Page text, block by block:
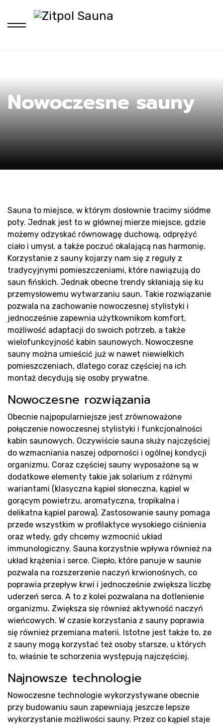
Nowoczesne sauny
Sauna to miejsce, w którym dosłownie tracimy siódme
poty. Jednak jest to w głównej mierze miejsce, gdzie
możemy odzyskać równowagę duchową, odprężyć
ciało i umysł, a także poczuć okalającą nas harmonię.
Korzystanie z sauny kojarzy nam się z reguły z
tradycyjnymi pomieszczeniami, które nawiązują do
saun fińskich. Jednak obecne trendy skłaniają się ku
przemysłowemu wytwarzaniu saun. Takie rozwiązanie
pozwala na zachowanie nowoczesnej stylistyki i
jednocześnie zapewnia użytkownikom komfort,
możliwość adaptacji do swoich potrzeb, a także
wielofunkcyjność kabin saunowych. Nowoczesne
sauny można umieścić już w nawet niewielkich
pomieszczeniach, dlatego coraz częściej na ich
montaż decydują się osoby prywatne.
Nowoczesne rozwiązania
Obecnie najpopularniejsze jest zrównoważone
połączenie nowoczesnej stylistyki i funkcjonalności
kabin saunowych. Oczywiście sauna służy najczęściej
do wzmacniania naszej odporności i ogólnej kondycji
organizmu. Coraz częściej sauny wyposażone są w
dodatkowe elementy takie jak solarium z różnymi
wariantami (klasyczna kąpiel słoneczna, kąpiel w
gorącym powietrzu, aromatyczna, tropikalna i
delikatna kąpiel parowa). Zastosowanie sauny pomaga
przede wszystkim w profilaktyce wysokiego ciśnienia
oraz wtedy, gdy chcemy wzmocnić układ
immunologiczny. Sauna korzystnie wpływa również na
układ krążenia i serce. Ciepło, które panuje w saunie
pozwala na rozszerzenie naczyń krwionośnych, co
poprawia przepływ krwi i jednocześnie zwiększa liczbę
uderzeń serca. A to z kolei pozwalana na dotlenienie
organizmu. Zwiększa się również aktywność naczyń
wieńcowych. W czasie korzystania z sauny poprawia
się również przemiana materii. Istotne jest także to, ze
z sauny mogą korzystać też osoby starsze, u których
to, właśnie te schorzenia występują najczęściej.
Najnowsze technologie
Nowoczesne technologie wykorzystywane obecnie
przy budowaniu saun zapewniają jeszcze lepsze
wykorzystanie możliwości sauny. Przez co kąpiel staje